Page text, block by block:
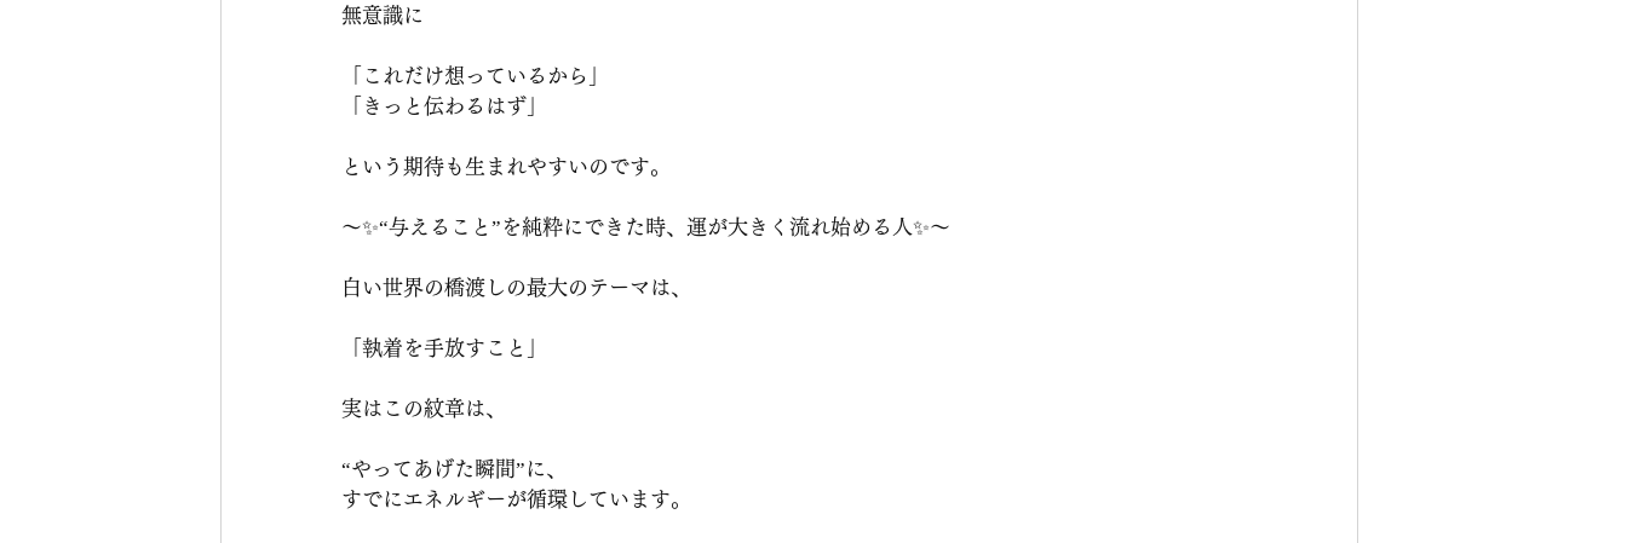
無意識に
「これだけ想っているから」
「きっと伝わるはず」
という期待も生まれやすいのです。
〜✨“与えること”を純粋にできた時、運が大きく流れ始める人✨〜
白い世界の橋渡しの最大のテーマは、
「執着を手放すこと」
実はこの紋章は、
“やってあげた瞬間”に、
すでにエネルギーが循環しています。